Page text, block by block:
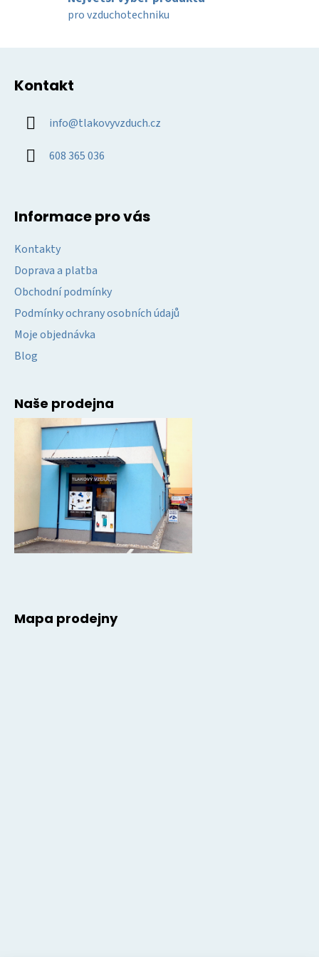
y
pro vzduchotechniku
Kontakt
info@tlakovyvzduch.cz
608 365 036
Informace pro vás
Kontakty
Doprava a platba
Obchodní podmínky
Podmínky ochrany osobních údajů
Moje objednávka
Blog
Naše prodejna
Mapa prodejny